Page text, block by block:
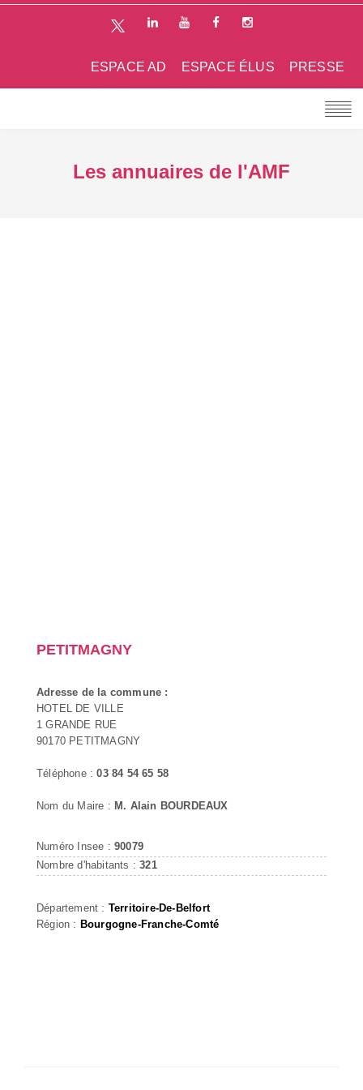
PRESSE
ESPACE ÉLUS
ESPACE AD
Les annuaires de l'AMF
PETITMAGNY
Adresse de la commune :
HOTEL DE VILLE
1 GRANDE RUE
90170 PETITMAGNY
Téléphone :03 84 54 65 58
Nom du Maire : M. Alain BOURDEAUX
Numéro Insee : 90079
Nombre d'habitants :321
Département : Territoire-De-Belfort
Région : Bourgogne-Franche-Comté